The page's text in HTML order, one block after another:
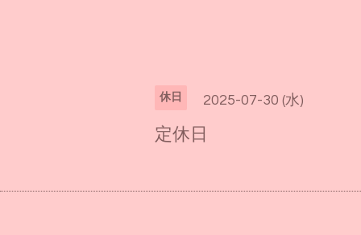
休日 2025-07-30 (水)
定休日